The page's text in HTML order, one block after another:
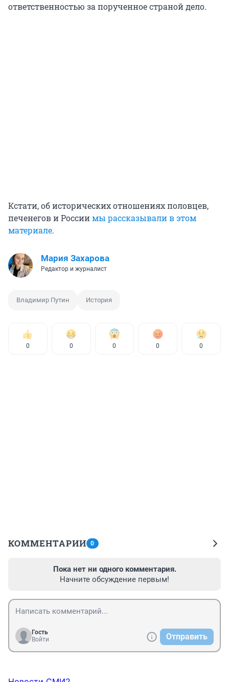
ответственностью за порученное страной дело.
Кстати, об исторических отношениях половцев,
печенегов и Россиимы рассказывали в этом
материале.
Мария Захарова
Редактор и журналист
Владимир Путин История
0 0 0 0 0
КОММЕНТАРИИ 0
Пока нет ни одного комментария.
Начните обсуждение первым!
Гость
Войти
Отправить